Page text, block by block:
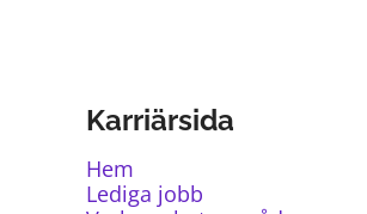
Karriärsida
Hem
Lediga jobb